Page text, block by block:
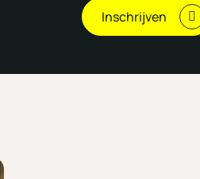
Inschrijven